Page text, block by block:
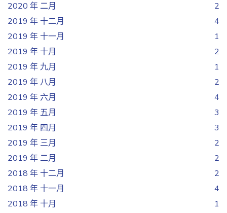
2020 年 二月
2
2019 年 十二月
4
2019 年 十一月
1
2019 年 十月
2
2019 年 九月
1
2019 年 八月
2
2019 年 六月
4
2019 年 五月
3
2019 年 四月
3
2019 年 三月
2
2019 年 二月
2
2018 年 十二月
2
2018 年 十一月
4
2018 年 十月
1